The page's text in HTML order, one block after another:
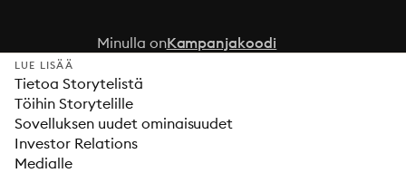
Minulla onKampanjakoodi
LUE LISÄÄ
Tietoa Storytelistä
Töihin Storytelille
Sovelluksen uudet ominaisuudet
Investor Relations
Medialle